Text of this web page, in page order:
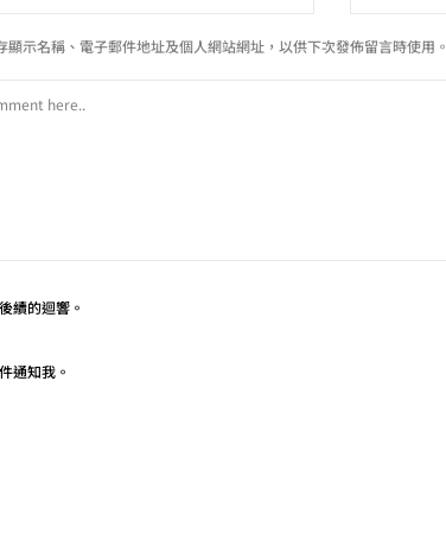
顯示名稱、電子郵件地址及個人網站網址，以供下次發佈留言時使用。
續的迴響。
通知我。